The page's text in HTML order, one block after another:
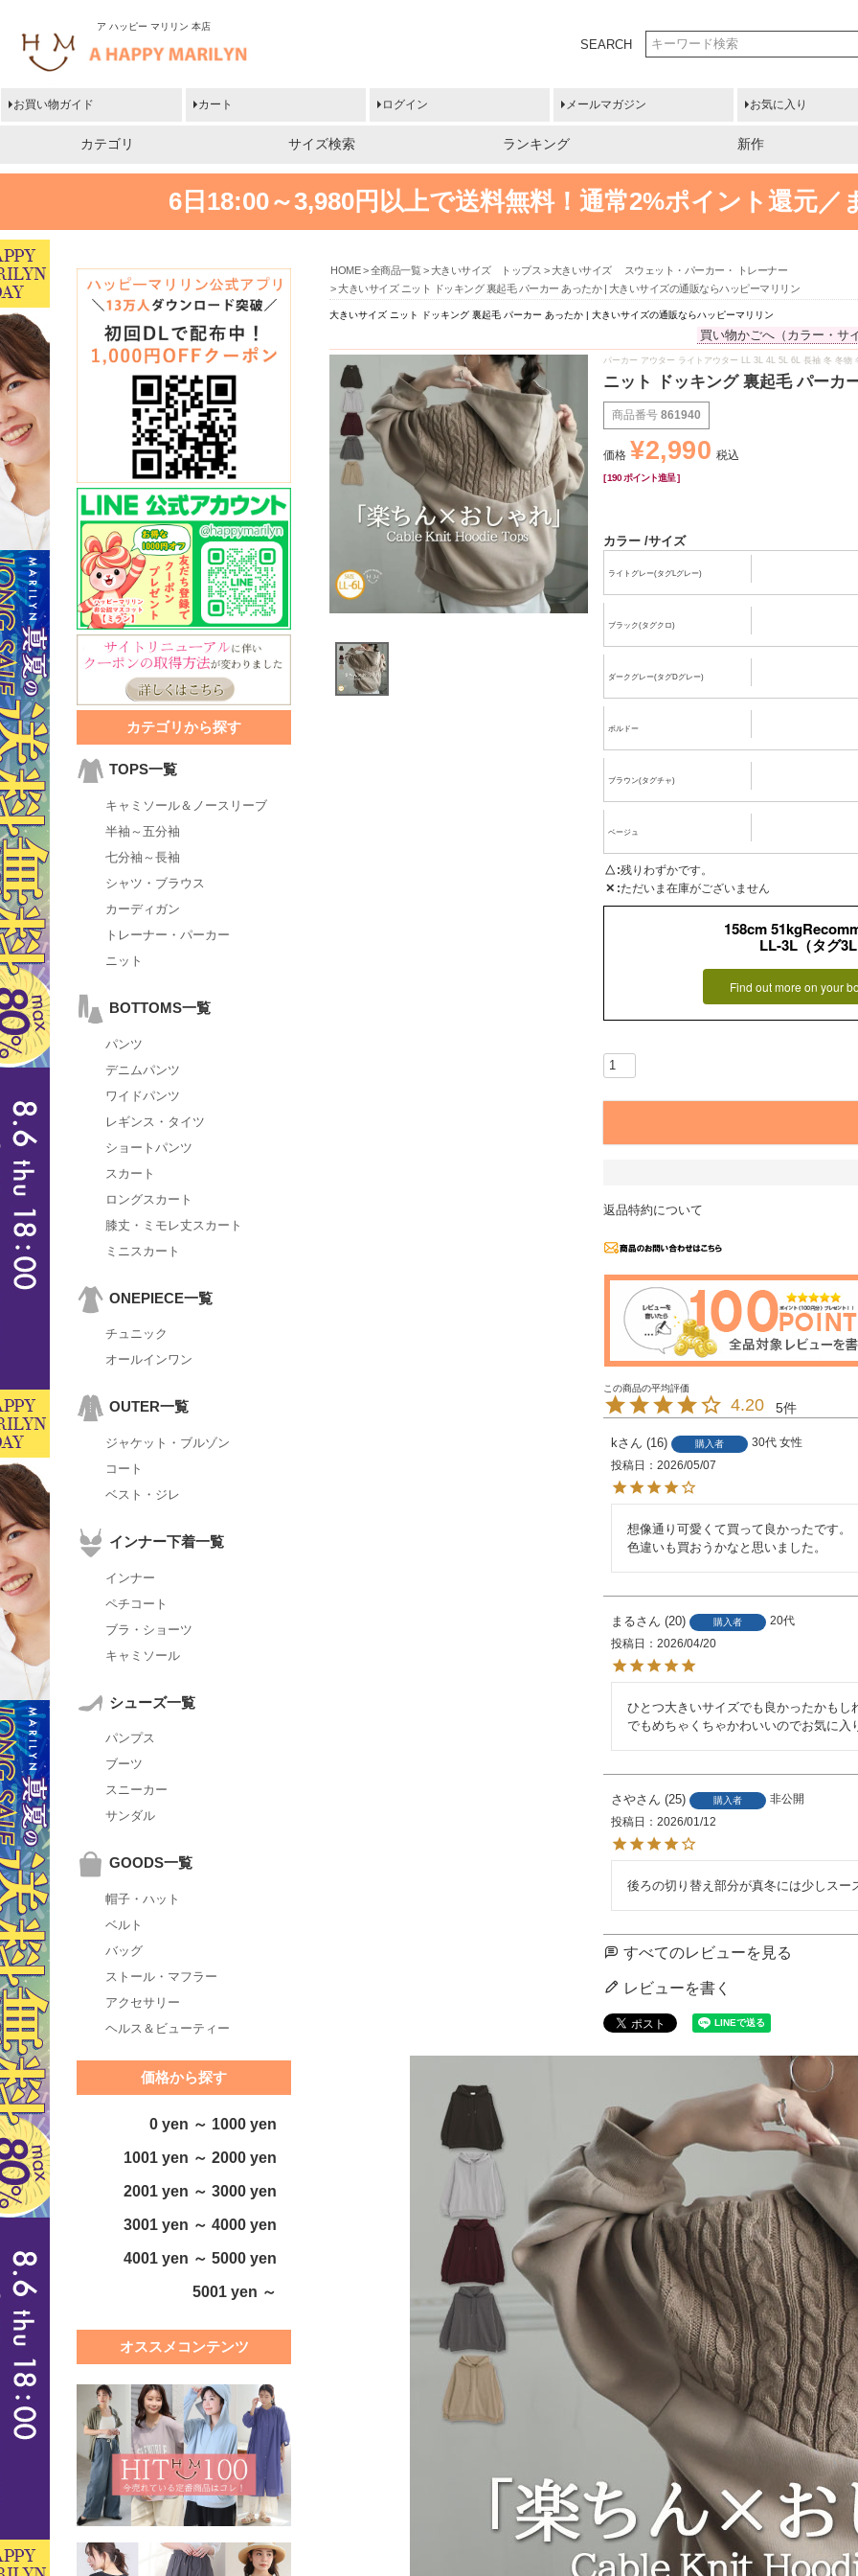
ア ハッピー マリリン 本店
SEARCH
お買い物ガイド カート ログイン メールマガジン お気に入り
カテゴリ サイズ検索 ランキング 新作
6日18:00～3,980円以上で送料無料！ 通常2%ポイント還元／
カテゴリから探す
TOPS一覧
キャミソール＆ノースリーブ
半袖～五分袖
七分袖～長袖
シャツ・ブラウス
カーディガン
トレーナー・パーカー
ニット
BOTTOMS一覧
パンツ
デニムパンツ
ワイドパンツ
レギンス・タイツ
ショートパンツ
スカート
ロングスカート
膝丈・ミモレ丈スカート
ミニスカート
ONEPIECE一覧
チュニック
オールインワン
OUTER一覧
ジャケット・ブルゾン
コート
ベスト・ジレ
インナー下着一覧
インナー
ペチコート
ブラ・ショーツ
キャミソール
シューズ一覧
パンプス
ブーツ
スニーカー
サンダル
GOODS一覧
帽子・ハット
ベルト
バッグ
ストール・マフラー
アクセサリー
ヘルス＆ビューティー
価格から探す
0 yen ～ 1000 yen
1001 yen ～ 2000 yen
2001 yen ～ 3000 yen
3001 yen ～ 4000 yen
4001 yen ～ 5000 yen
5001 yen ～
オススメコンテンツ
HOME 全商品一覧 大きいサイズ トップス
大きいサイズ スウェット・パーカー・ トレーナー
大きいサイズ ニット ドッキング 裏起毛 パーカー あったか | 大きいサイズの通販ならハッピーマリリン
大きいサイズ ニット ドッキング 裏起毛 パーカー あったか | 大きいサイズの通販ならハッピーマリリン
買い物かごへ（カラー・サ
パーカー アウター ライトアウター LL 3L 4L 5L 6L 長袖 冬 冬
ニット ドッキング 裏起毛 パーカ
商品番号 861940
価格 ¥2,990 税込
[190 ポイント進呈 ]
カラー サイズ
ライトグレー(タグLグレー)
ブラック(タグクロ)
ダークグレー(タグDグレー)
ボルドー
ブラウン(タグチャ)
ベージュ
△ 残りわずかです。
✕ ただいま在庫がございません
158cm
LL-3L（タグ
Find out more on your
返品特約について
4.20 5
k 16 購入者 30代 女性
投稿日
2026/05/07
想像通り可愛くて買って良かったです。
色違いも買おうかなと思いました。
まる 20 購入者
20代
投稿日
2026/04/20
ひとつ大きいサイズでも良かったかもし
でもめちゃくちゃかわいいのでお気に入
さや 25 購入者
非公開
投稿日
2026/01/12
後ろの切り替え部分が真冬には少しス
すべてのレビューを見る
レビューを書く